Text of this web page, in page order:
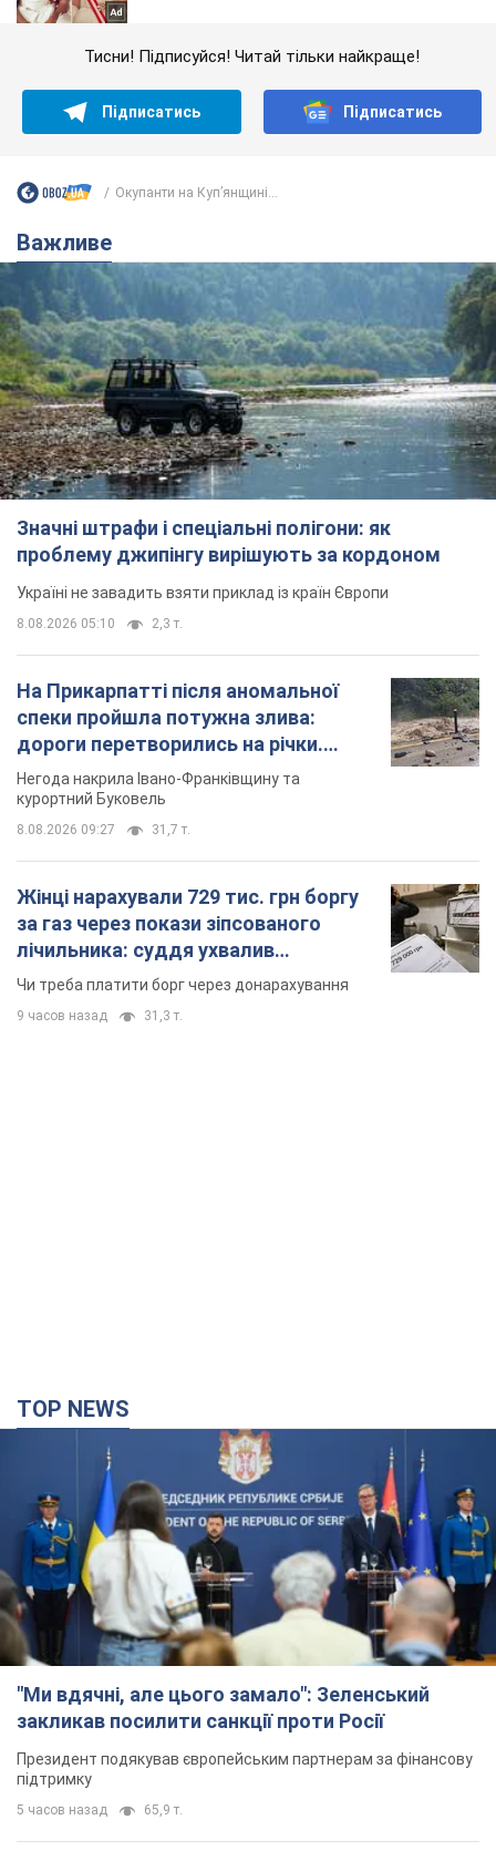
Тисни! Підписуйся! Читай тільки найкраще!
Підписатись Підписатись
Окупанти на Куп’янщині...
Важливе
Значні штрафи і спеціальні полігони: як
проблему джипінгу вирішують за кордоном
Україні не завадить взяти приклад із країн Європи
8.08.2026 05:10 2,3 т.
На Прикарпатті після аномальної
спеки пройшла потужна злива:
дороги перетворились на річки.
Відео
Негода накрила Івано-Франківщину та
курортний Буковель
8.08.2026 09:27 31,7 т.
Жінці нарахували 729 тис. грн боргу
за газ через покази зіпсованого
лічильника: суддя ухвалив
неочікуване рішення
Чи треба платити борг через донарахування
9 часов назад 31,3 т.
TOP NEWS
"Ми вдячні, але цього замало": Зеленський
закликав посилити санкції проти Росії
Президент подякував європейським партнерам за фінансову
підтримку
5 часов назад 65,9 т.